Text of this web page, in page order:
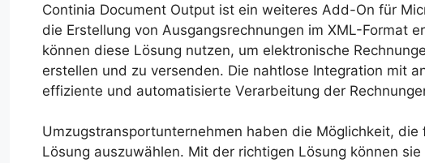
Continia Document Output ist ein weiteres Add-On für
die Erstellung von Ausgangsrechnungen im XML-Format
können diese Lösung nutzen, um elektronische
erstellen und zu versenden. Die nahtlose Integration mit
effiziente und automatisierte Verarbeitung der
Umzugstransportunternehmen haben die Möglichkeit,
Lösung auszuwählen. Mit der richtigen Lösung können